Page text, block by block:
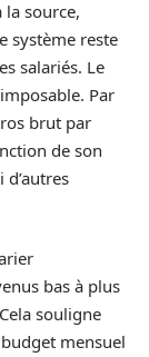
la source,
système reste
salariés. Le
Par
brut par
de son
bas à plus
souligne
mensuel